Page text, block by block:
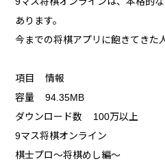
あります。
今までの将棋アプリに飽きてきた
項目 情報
容量 94.35MB
ダウンロード数 100万以上
9マス将棋オンライン
棋士プロ〜将棋めし編〜